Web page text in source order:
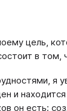
цель,
в
я
и
он есть;